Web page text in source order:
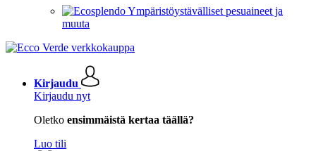
Ympäristöystävälliset pesuaineet ja
muuta
Kirjaudu
Kirjaudu nyt
Oletko ensimmäistä kertaa täällä?
Luo tili